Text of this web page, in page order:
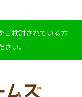
ご検討されている方
い。